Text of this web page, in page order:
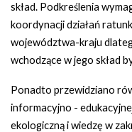
skład. Podkreślenia
koordynacji działań
województwa-kraju
wchodzące w jego skład
Ponadto przewidziano
informacyjno -
ekologiczną i wiedzę w